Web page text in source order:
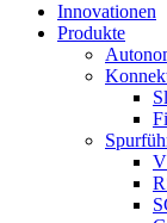
Innovationen
Produkte